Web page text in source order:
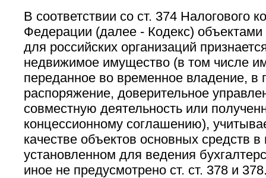
В соответствии со ст. 374 Налогового
Федерации (далее - Кодекс)
для российских организаций
недвижимое имущество (в том числе
переданное во временное владение, в
распоряжение, доверительное
совместную деятельность или
концессионному соглашению),
качестве объектов основных средств в
установленном для ведения
иное не предусмотрено ст. ст. 378 и